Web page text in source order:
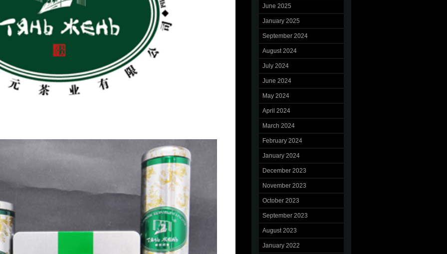
June 2025
January 2025
September 2024
August 2024
July 2024
June 2024
May 2024
April 2024
March 2024
February 2024
January 2024
December 2023
November 2023
October 2023
September 2023
August 2023
January 2022